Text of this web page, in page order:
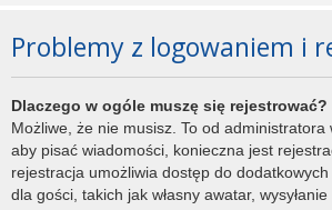
Problemy z logowaniem i
Dlaczego w ogóle muszę się rejestrować?
Możliwe, że nie musisz. To od administratora
aby pisać wiadomości, konieczna jest
rejestracja umożliwia dostęp do
dla gości, takich jak własny awatar,